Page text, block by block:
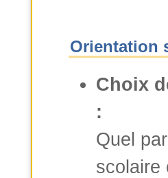
Orientation
Choix
:
Quel
scolaire